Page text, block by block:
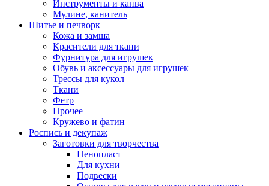
Инструменты и канва
Мулине, канитель
Шитье и печворк
Кожа и замша
Красители для ткани
Фурнитура для игрушек
Обувь и аксессуары для игрушек
Трессы для кукол
Ткани
Фетр
Прочее
Кружево и фатин
Роспись и декупаж
Заготовки для творчества
Пенопласт
Для кухни
Подвески